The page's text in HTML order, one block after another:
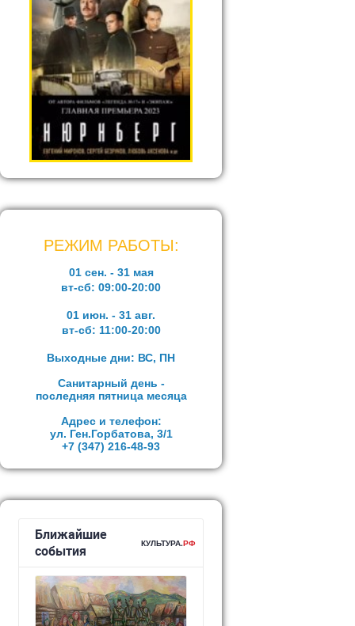
РЕЖИМ РАБОТЫ:
01 сен. - 31 мая
вт-сб: 09:00-20:00
01 июн. - 31 авг.
вт-сб: 11:00-20:00
Выходные дни: ВС, ПН
Санитарный день -
последняя пятница месяца
Адрес и телефон:
ул. Ген.Горбатова, 3/1
+7 (347) 216-48-93